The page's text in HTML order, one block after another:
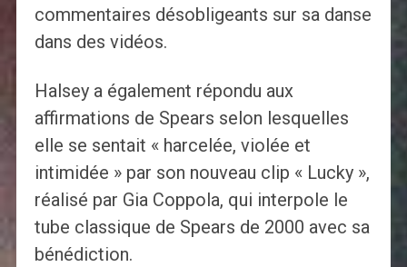
commentaires désobligeants sur sa danse
dans des vidéos.
Halsey a également répondu aux
affirmations de Spears selon lesquelles
elle se sentait « harcelée, violée et
intimidée » par son nouveau clip « Lucky »,
réalisé par Gia Coppola, qui interpole le
tube classique de Spears de 2000 avec sa
bénédiction.